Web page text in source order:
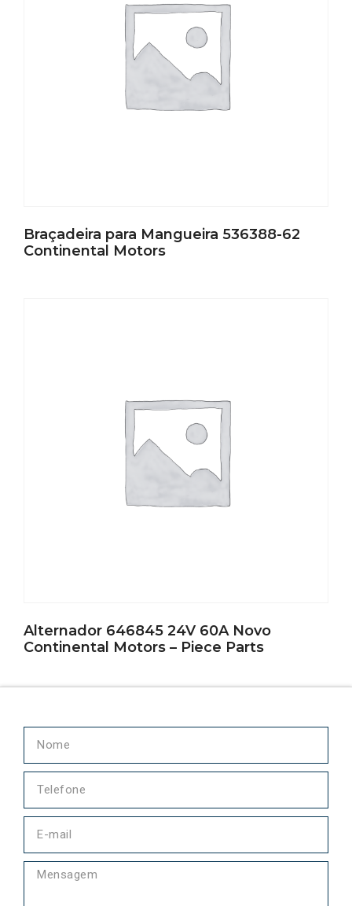
Braçadeira para Mangueira 536388-62
Continental Motors
Alternador 646845 24V 60A Novo
Continental Motors – Piece Parts